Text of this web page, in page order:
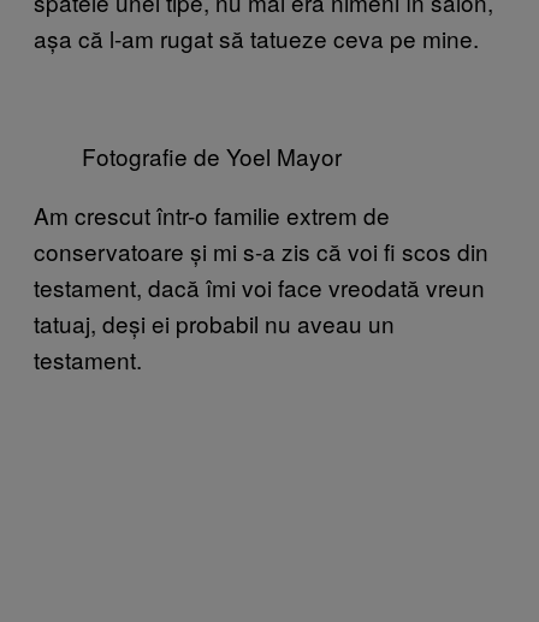
așa că l-am rugat să tatueze ceva pe mine.
Fotografie de Yoel Mayor
Am crescut într-o familie extrem de
conservatoare și mi s-a zis că voi fi scos din
testament, dacă îmi voi face vreodată vreun
tatuaj, deși ei probabil nu aveau un
testament.